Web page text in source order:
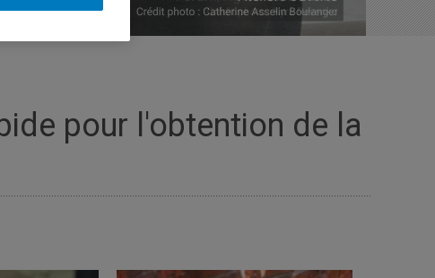
pour l'obtention de la